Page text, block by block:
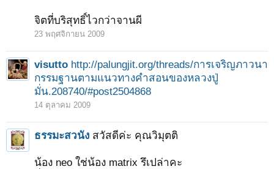
จิตที่บริสุทธิ์ไวกว่าจานผี
23 พฤศจิกายน 2009
visutto http://palungjit.org/threads/การเจริญภาวนา
กรรมฐานตามแนวทางคำสอนของหลวงปู่
มั่น.208740/#post2504868
14 ตุลาคม 2009
ธรรมะสวนัง สวัสดีค่ะ คุณวิมุตติ
น้อง neo ใช่น้อง matrix รึเปล่าคะ